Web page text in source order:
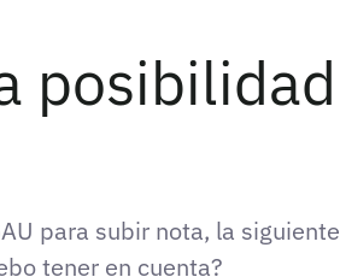
para subir nota, la
tener en cuenta?